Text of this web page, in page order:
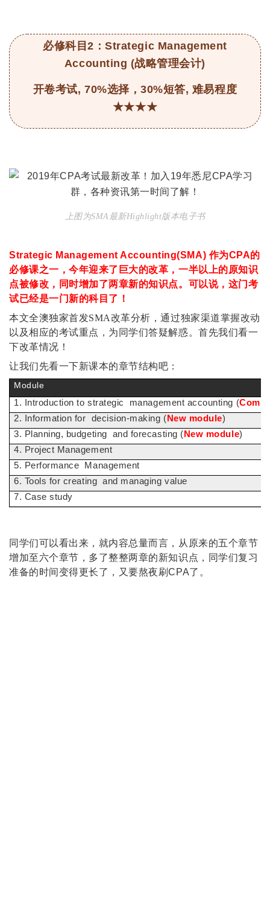
必修科目2：Strategic Management
Accounting (战略管理会计)
开卷考试, 70%选择，30%短答, 难易程度
★★★★
上图为SMA最新Highlight版本电子书
Strategic Management Accounting(SMA) 作为CPA的
必修课之一，今年迎来了巨大的改革，一半以上的原知识
点被修改，同时增加了两章新的知识点。可以说，这门考
试已经是一门新的科目了！
本文全澳独家首发SMA改革分析，通过独家渠道掌握改动
以及相应的考试重点，为同学们答疑解惑。首先我们看一
下改革情况！
让我们先看一下新课本的章节结构吧：
Module
1. Introduction to strategic management accounting (
2. Information for decision-making (New module)
3. Planning, budgeting and forecasting (New module)
4. Project Management
5. Performance Management
6. Tools for creating and managing value
7. Case study
同学们可以看出来，就内容总量而言，从原来的五个章节
增加至六个章节，多了整整两章的新知识点，同学们复习
准备的时间变得更长了，又要熬夜刷CPA了。